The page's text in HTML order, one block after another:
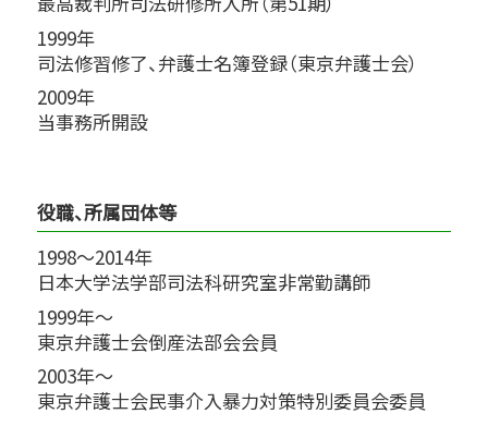
1999年
司法修習修了、弁護士名簿登録（東京弁護士会）
2009年
当事務所開設
役職、所属団体等
1998～2014年
日本大学法学部司法科研究室非常勤講師
1999年～
東京弁護士会倒産法部会会員
2003年～
東京弁護士会民事介入暴力対策特別委員会委員